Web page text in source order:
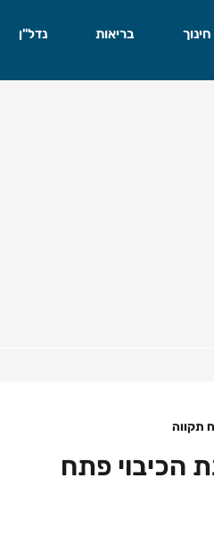
חינוך בריאות נדל"ן
תקווה
הכיבוי פתח